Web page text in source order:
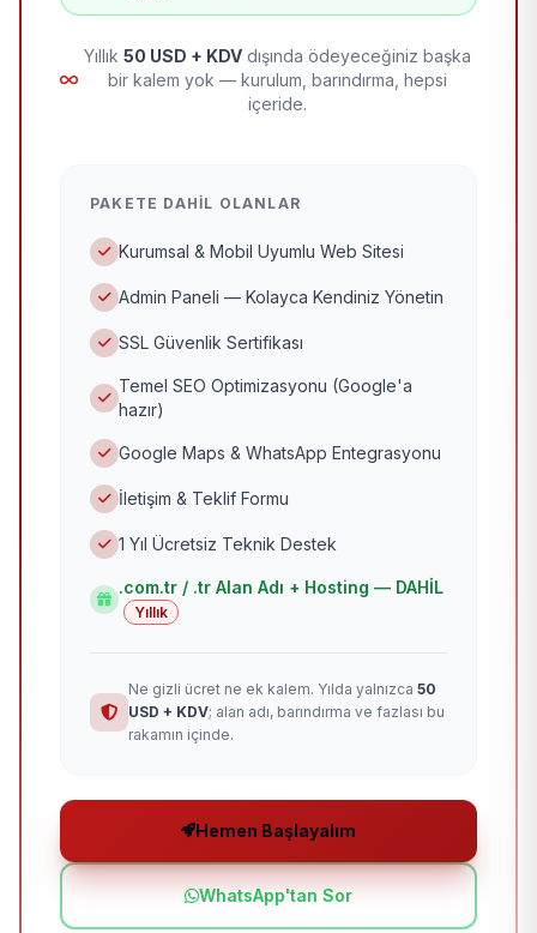
Yıllık 50 USD + KDV dışında ödeyeceğiniz başka
bir kalem yok — kurulum, barındırma, hepsi
içeride.
PAKETE DAHIL OLANLAR
Kurumsal & Mobil Uyumlu Web Sitesi
Admin Paneli — Kolayca Kendiniz Yönetin
SSL Güvenlik Sertifikası
Temel SEO Optimizasyonu (Google'a
hazır)
Google Maps & WhatsApp Entegrasyonu
İletişim & Teklif Formu
1 Yıl Ücretsiz Teknik Destek
.com.tr / .tr Alan Adı + Hosting — DAHİL
Yıllık
Ne gizli ücret ne ek kalem. Yılda yalnızca 50
USD + KDV; alan adı, barındırma ve fazlası bu
rakamın içinde.
Hemen Başlayalım
WhatsApp'tan Sor